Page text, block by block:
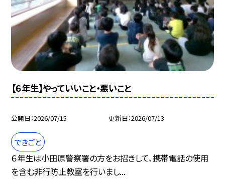
【６年生】やっていいこと・悪いこと
公開日 2026/07/15 更新日 2026/07/13
できごと
６年生は小田原警察署の方をお招きして、携帯電話の使用
を含む非行防止教室を行いまし...